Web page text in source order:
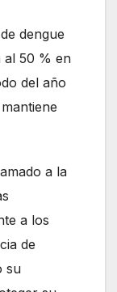
dengue
al 50 % en
del año
a la
a los
de
su